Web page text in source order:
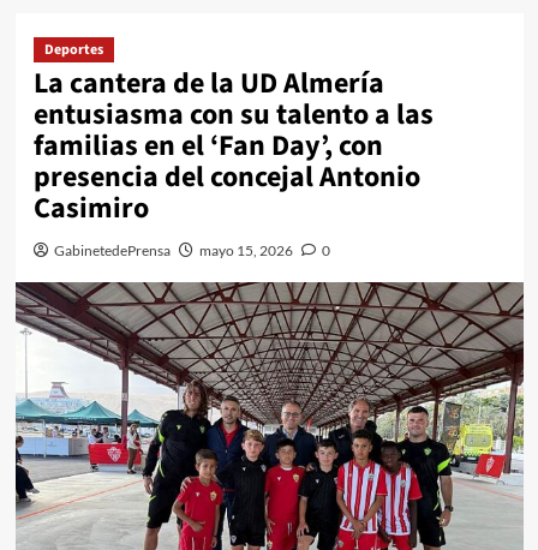
Deportes
La cantera de la UD Almería
entusiasma con su talento a las
familias en el ‘Fan Day’, con
presencia del concejal Antonio
Casimiro
GabinetedePrensa mayo 15, 2026 0